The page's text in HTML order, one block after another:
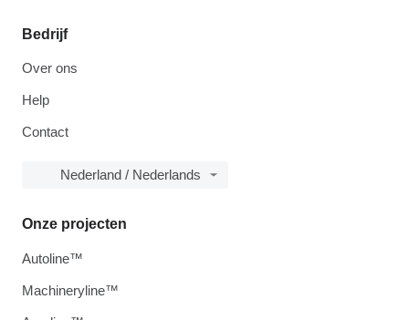
Bedrijf
Over ons
Help
Contact
Nederland / Nederlands
Onze projecten
Autoline™
Machineryline™